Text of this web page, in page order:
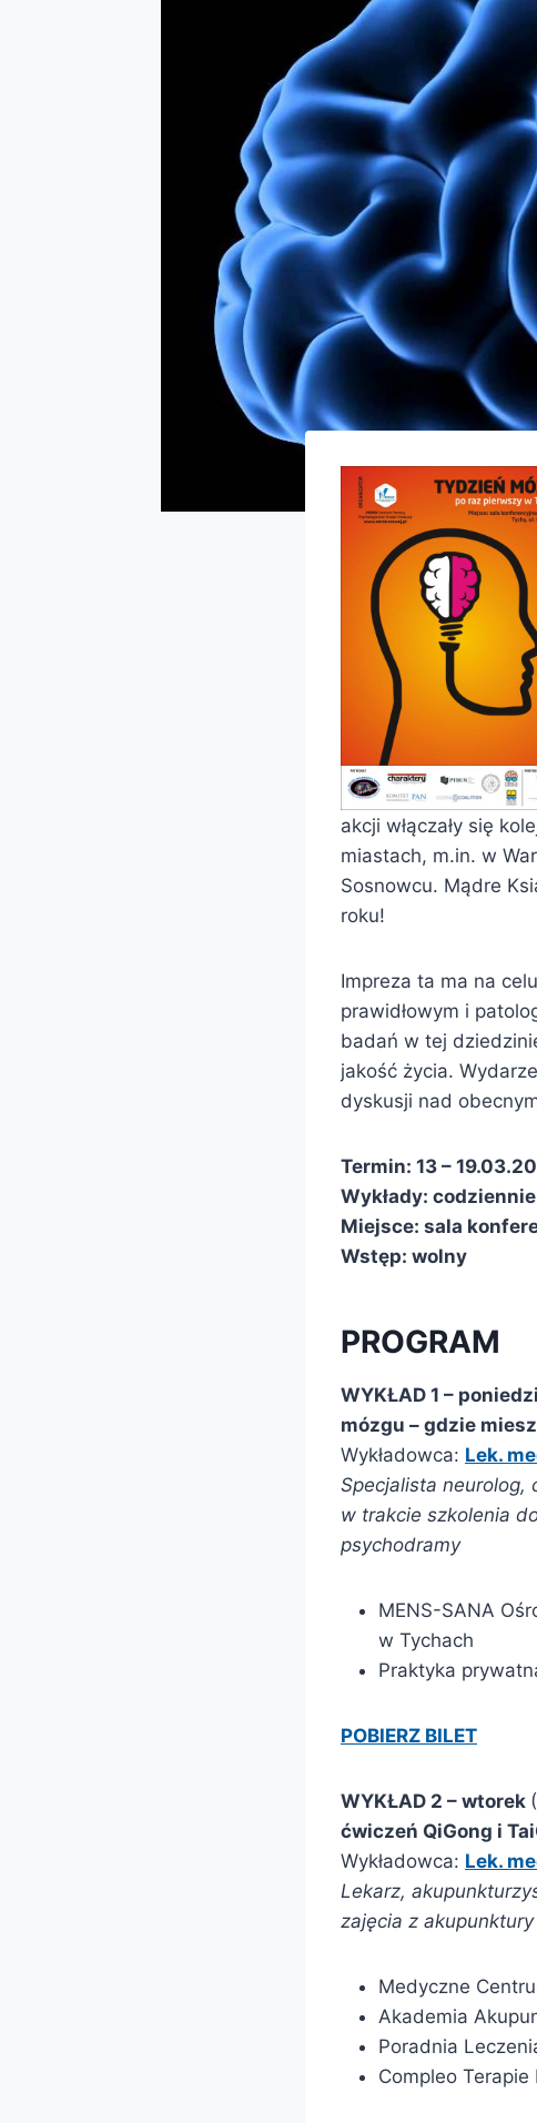
akcji włączały się
miastach, m.in. w
Sosnowcu. Mądre
roku!
Impreza ta ma na
prawidłowym i
badań w tej
jakość życia.
dyskusji nad
Termin: 13 –
Wykłady:
Miejsce: sala
Wstęp: wolny
PROGRAM
WYKŁAD 1 –
mózgu – gdzie
Wykładowca: Lek.
Specjalista neurolog,
w trakcie szkolenia
psychodramy
MENS-SANA
w Tychach
Praktyka
POBIERZ BILET
WYKŁAD 2 – wtorek
ćwiczeń QiGong i
Wykładowca: Lek.
Lekarz,
zajęcia z
Medyczne
Akademia
Poradnia
Compleo Terapie